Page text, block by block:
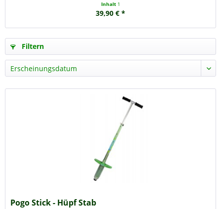
Inhalt 1
39,90 € *
Filtern
Pogo Stick - Hüpf Stab